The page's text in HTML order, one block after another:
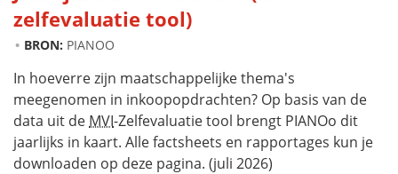
zelfevaluatie tool)
BRON: PIANOO
In hoeverre zijn maatschappelijke thema's
meegenomen in inkoopopdrachten? Op basis van de
data uit de MVI-Zelfevaluatie tool brengt PIANOo dit
jaarlijks in kaart. Alle factsheets en rapportages kun je
downloaden op deze pagina. (juli 2026)